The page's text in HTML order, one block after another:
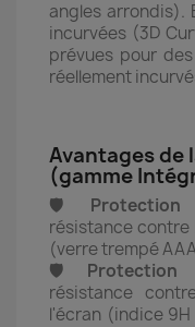
angles arrondis).
incurvées (3D
prévues pour
réellement
Avantages de
(gamme
résistance contre
(verre trempé
résistance
l'écran (indice